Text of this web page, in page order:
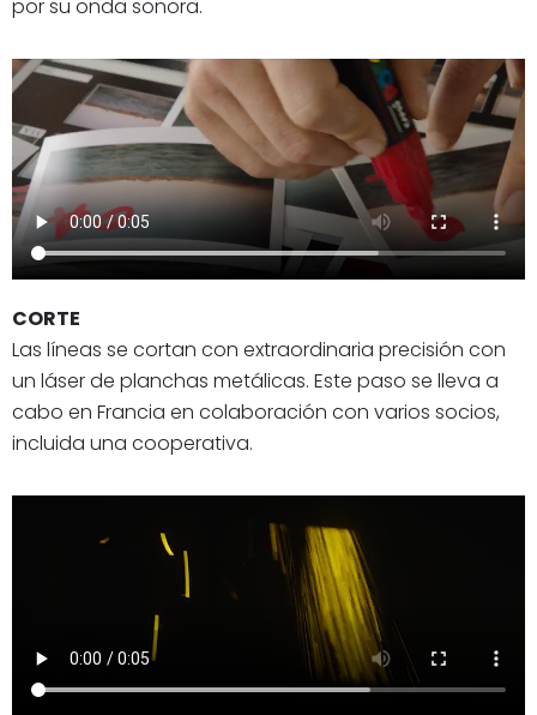
por su onda sonora.
CORTE
Las líneas se cortan con extraordinaria precisión con
un láser de planchas metálicas. Este paso se lleva a
cabo en Francia en colaboración con varios socios,
incluida una cooperativa.